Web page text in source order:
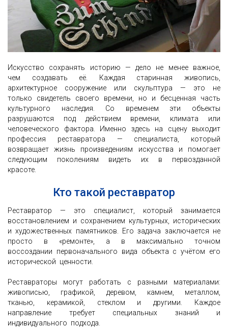
Искусство сохранять историю — дело не менее важное,
чем создавать её. Каждая старинная живопись,
архитектурное сооружение или скульптура — это не
только свидетель своего времени, но и бесценная часть
культурного наследия. Со временем эти объекты
разрушаются под действием времени, климата или
человеческого фактора. Именно здесь на сцену выходит
профессия реставратора — специалиста, который
возвращает жизнь произведениям искусства и помогает
следующим поколениям видеть их в первозданной
красоте.
Кто такой реставратор
Реставратор — это специалист, который занимается
восстановлением и сохранением культурных, исторических
и художественных памятников. Его задача заключается не
просто в «ремонте», а в максимально точном
воссоздании первоначального вида объекта с учётом его
исторической ценности.
Реставраторы могут работать с разными материалами:
живописью, графикой, деревом, камнем, металлом,
тканью, керамикой, стеклом и другими. Каждое
направление требует специальных знаний и
индивидуального подхода.